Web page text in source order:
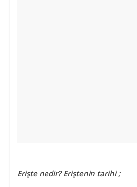
Erişte nedir? Eriştenin tarihi ;